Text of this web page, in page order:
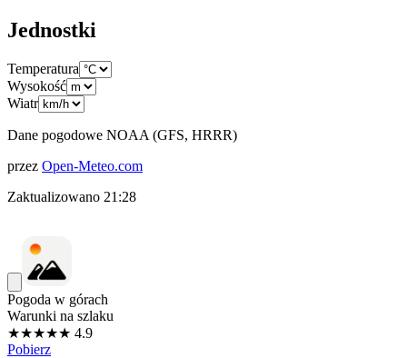
Jednostki
Temperatura
Wysokość
Wiatr
Dane pogodowe NOAA (GFS, HRRR)
przez Open-Meteo.com
Zaktualizowano 21:28
Pogoda w górach
Warunki na szlaku
★★★★★ 4.9
Pobierz